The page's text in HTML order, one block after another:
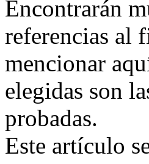
Encontrarán
referencias al
mencionar
elegidas son
probadas.
Este artículo